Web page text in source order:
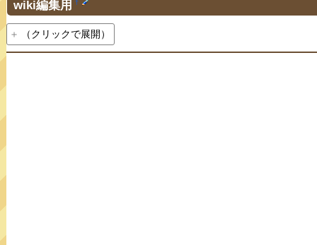
wiki編集用 †
（クリックで展開）